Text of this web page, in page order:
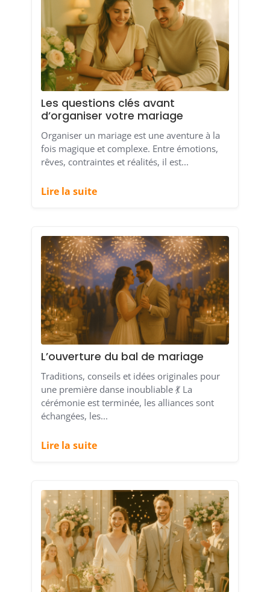
Les questions clés avant
d’organiser votre mariage
Organiser un mariage est une aventure à la
fois magique et complexe. Entre émotions,
rêves, contraintes et réalités, il est...
Lire la suite
L’ouverture du bal de mariage
Traditions, conseils et idées originales pour
une première danse inoubliable 💃 La
cérémonie est terminée, les alliances sont
échangées, les...
Lire la suite